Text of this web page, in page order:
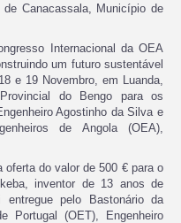
Canacassala, Município de
Internacional da OEA
um futuro sustentável
e 19 Novembro, em Luanda,
do Bengo para os
Agostinho da Silva e
de Angola (OEA),
do valor de 500 € para o
inventor de 13 anos de
pelo Bastonário da
Portugal (OET), Engenheiro